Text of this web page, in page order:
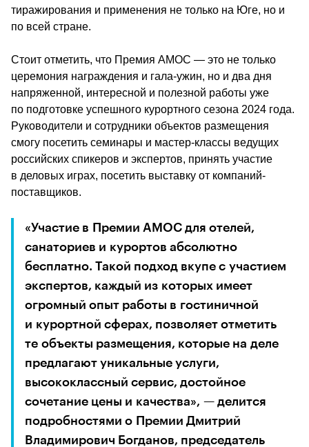
тиражирования и применения не только на Юге, но и
по всей стране.
Стоит отметить, что Премия АМОС — это не только
церемония награждения и гала-ужин, но и два дня
напряженной, интересной и полезной работы уже
по подготовке успешного курортного сезона 2024 года.
Руководители и сотрудники объектов размещения
смогу посетить семинары и мастер-классы ведущих
российских спикеров и экспертов, принять участие
в деловых играх, посетить выставку от компаний-
поставщиков.
«Участие в Премии АМОС для отелей,
санаториев и курортов абсолютно
бесплатно. Такой подход вкупе с участием
экспертов, каждый из которых имеет
огромный опыт работы в гостиничной
и курортной сферах, позволяет отметить
те объекты размещения, которые на деле
предлагают уникальные услуги,
высококлассный сервис, достойное
сочетание цены и качества», — делится
подробностями о Премии Дмитрий
Владимирович Богданов, председатель